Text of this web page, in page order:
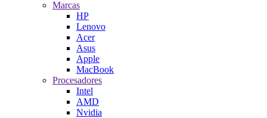
Marcas
HP
Lenovo
Acer
Asus
Apple
MacBook
Procesadores
Intel
AMD
Nvidia